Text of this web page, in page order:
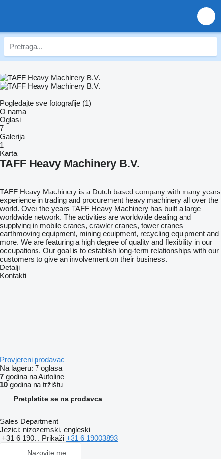
Pogledajte sve fotografije (1)
O nama
Oglasi
7
Galerija
1
Karta
TAFF Heavy Machinery B.V.
TAFF Heavy Machinery is a Dutch based company with many years
experience in trading and procurement heavy machinery all over the
world. Over the years TAFF Heavy Machinery has built a large
worldwide network. The activities are worldwide dealing and
supplying in mobile cranes, crawler cranes, tower cranes,
earthmoving equipment, mining equipment, recycling equipment and
more. We are featuring a high degree of quality and flexibility in our
occupations. Our goal is to establish long-term relationships with our
customers to give an involvement on their business.
Detalji
Kontakti
Provjereni prodavac
Na lageru: 7 oglasa
7 godina na Autoline
10 godina na tržištu
Pretplatite se na prodavca
Sales Department
Jezici: nizozemski, engleski
+31 6 190... Prikaži +31 6 19003893
Nazovite me